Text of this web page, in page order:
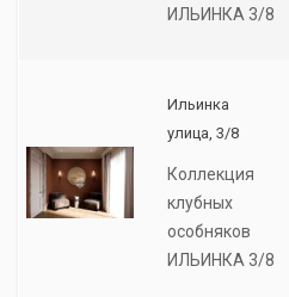
ИЛЬИНКА 3/8
Ильинка
улица, 3/8
Коллекция
клубных
особняков
ИЛЬИНКА 3/8